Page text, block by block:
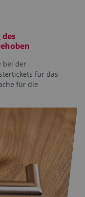
bei der
für das
für die